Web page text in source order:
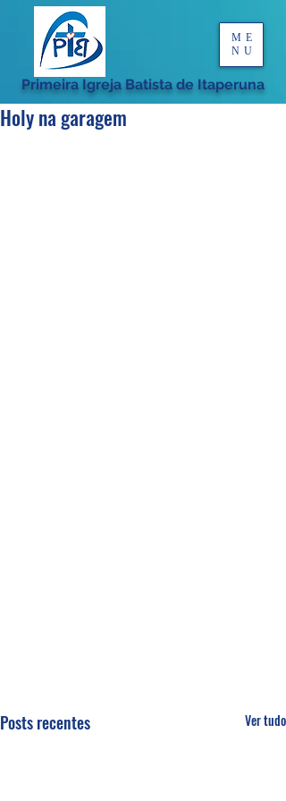
Primeira Igreja Batista de Itaperuna
ME
NU
Holy na garagem
Posts recentes Ver tudo